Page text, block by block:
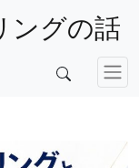
ングの話